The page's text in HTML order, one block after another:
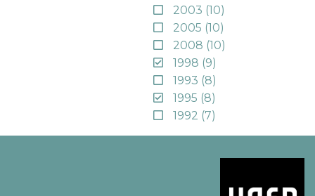
2003 (10)
2005 (10)
2008 (10)
1998 (9)
1993 (8)
1995 (8)
1992 (7)